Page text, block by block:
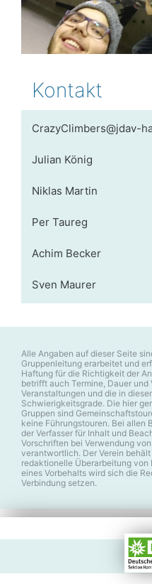
Kontakt
CrazyClimbers@jdav-
Julian König
Niklas Martin
Per Taureg
Achim Becker
Sven Maurer
Alle Angaben auf dieser Seite
Gruppenleitung erarbeitet und
Haftung für die Richtigkeit der
betrifft auch Termine, Dauer
Veranstaltungen und die in
Schwierigkeitsgrade. Die hier
Gruppen sind
keine Führungstouren. Bei allen
der Verfasser für Inhalt und
Vorschriften bei Verwendung
verantwortlich. Der Verein
redaktionelle Überarbeitung von
eines Vorbehalts wird sich die
Verbindung setzen.